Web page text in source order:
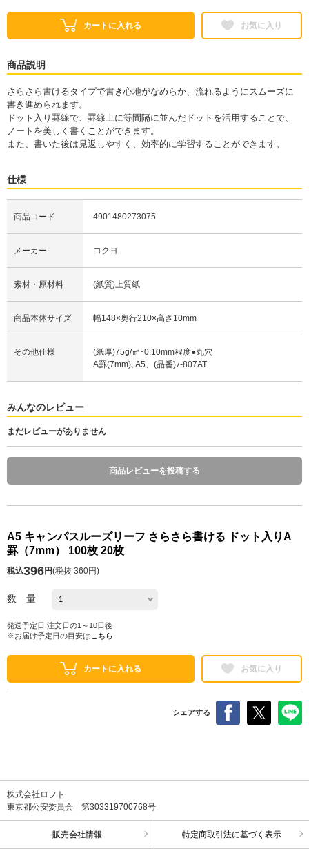
カートに入れる お気に入り
商品説明
さらさら書けるタイプで書き心地がなめらか、流れるようにスムーズに
書き進められます。
ドット入り罫線で、罫線上に等間隔に並んだドットを活用することで、
ノートを美しく書くことができます。
また、書いた後は見返しやすく、効率的に学習することができます。
仕様
商品コード 4901480273075
メーカー コクヨ
素材・原材料 (紙質)上質紙
商品本体サイズ 幅148×奥行210×高さ10mm
その他仕様
(紙厚)75g/㎡･0.10mm程度●丸穴
A罫(7mm)､A5、(品番)ﾉ-807AT
みんなのレビュー
まだレビューがありません
商品レビューを投稿する
A5 キャンパスルーズリーフ さらさら書ける ドット入りA
罫（7mm） 100枚 20枚
税込396円(税抜 360円)
数 量
発送予定日 注文日の1～10日後
※お届け予定日の目安は こちら
カートに入れる お気に入り
シェアする
株式会社ロフト
東京都公安委員会 第303319700768号
販売会社情報 特定商取引法に基づく表示